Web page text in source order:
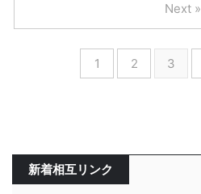
1 2 3
Next »
新着相互リンク